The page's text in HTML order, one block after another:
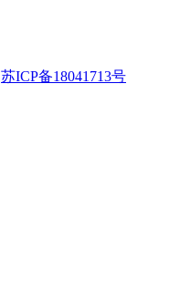
苏ICP备18041713号